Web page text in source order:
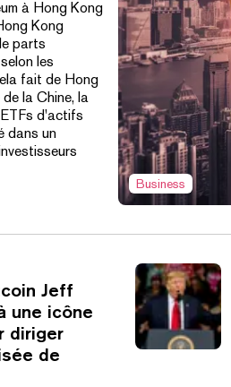
Business
à Hong Kong
Kong
parts
les
fait de Hong
la Chine, la
d'actifs
dans un
Jeff
une icône
diriger
de